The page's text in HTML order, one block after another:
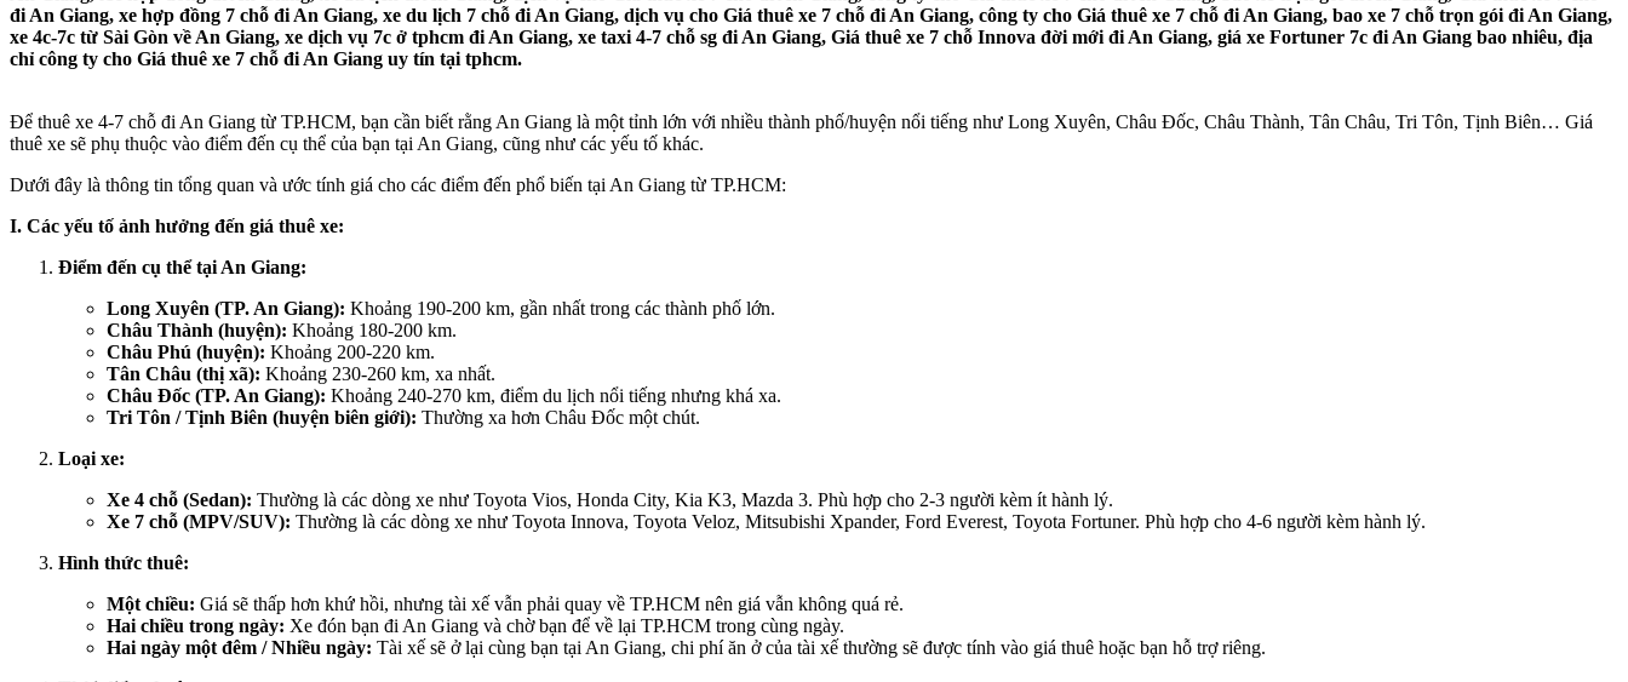
đi An Giang, xe hợp đồng 7 chỗ đi An Giang, xe du lịch 7 chỗ đi An Giang, dịch vụ cho Giá thuê xe 7 chỗ đi An Giang, công ty cho Giá thuê xe 7 chỗ đi An Giang, bao xe 7 chỗ trọn gói đi An Giang,
xe 4c-7c từ Sài Gòn về An Giang, xe dịch vụ 7c ở tphcm đi An Giang, xe taxi 4-7 chỗ sg đi An Giang, Giá thuê xe 7 chỗ Innova đời mới đi An Giang, giá xe Fortuner 7c đi An Giang bao nhiêu, địa
chỉ công ty cho Giá thuê xe 7 chỗ đi An Giang uy tín tại tphcm.
Để thuê xe 4-7 chỗ đi An Giang từ TP.HCM, bạn cần biết rằng An Giang là một tỉnh lớn với nhiều thành phố/huyện nổi tiếng như Long Xuyên, Châu Đốc, Châu Thành, Tân Châu, Tri Tôn, Tịnh Biên… Giá
thuê xe sẽ phụ thuộc vào điểm đến cụ thể của bạn tại An Giang, cũng như các yếu tố khác.
Dưới đây là thông tin tổng quan và ước tính giá cho các điểm đến phổ biến tại An Giang từ TP.HCM:
I. Các yếu tố ảnh hưởng đến giá thuê xe:
Điểm đến cụ thể tại An Giang:
Long Xuyên (TP. An Giang): Khoảng 190-200 km, gần nhất trong các thành phố lớn.
Châu Thành (huyện): Khoảng 180-200 km.
Châu Phú (huyện): Khoảng 200-220 km.
Tân Châu (thị xã): Khoảng 230-260 km, xa nhất.
Châu Đốc (TP. An Giang): Khoảng 240-270 km, điểm du lịch nổi tiếng nhưng khá xa.
Tri Tôn / Tịnh Biên (huyện biên giới): Thường xa hơn Châu Đốc một chút.
Loại xe:
Xe 4 chỗ (Sedan): Thường là các dòng xe như Toyota Vios, Honda City, Kia K3, Mazda 3. Phù hợp cho 2-3 người kèm ít hành lý.
Xe 7 chỗ (MPV/SUV): Thường là các dòng xe như Toyota Innova, Toyota Veloz, Mitsubishi Xpander, Ford Everest, Toyota Fortuner. Phù hợp cho 4-6 người kèm hành lý.
Hình thức thuê:
Một chiều: Giá sẽ thấp hơn khứ hồi, nhưng tài xế vẫn phải quay về TP.HCM nên giá vẫn không quá rẻ.
Hai chiều trong ngày: Xe đón bạn đi An Giang và chờ bạn để về lại TP.HCM trong cùng ngày.
Hai ngày một đêm / Nhiều ngày: Tài xế sẽ ở lại cùng bạn tại An Giang, chi phí ăn ở của tài xế thường sẽ được tính vào giá thuê hoặc bạn hỗ trợ riêng.